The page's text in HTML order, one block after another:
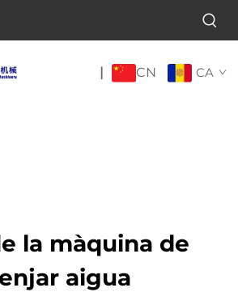
| CN CA
la màquina de
aigua